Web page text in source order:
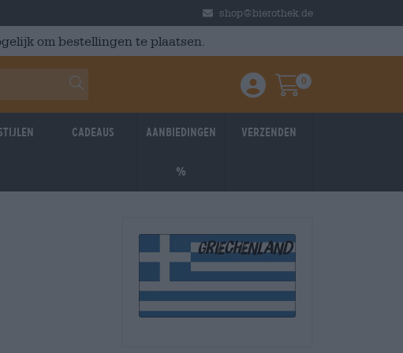
shop@bierothek.de
om bestellingen te plaatsen.
Einloggen / Anmelden
Warenkorb
0
Cadeaus Aanbiedingen
%
Verzenden